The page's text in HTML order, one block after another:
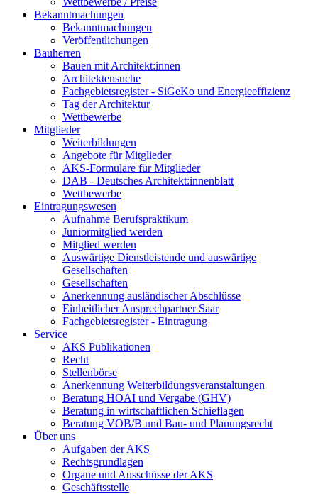
Bekanntmachungen
Bekanntmachungen
Veröffentlichungen
Bauherren
Bauen mit Architekt:innen
Architektensuche
Fachgebietsregister - SiGeKo und Energieeffizienz
Tag der Architektur
Wettbewerbe
Mitglieder
Weiterbildungen
Angebote für Mitglieder
AKS-Formulare für Mitglieder
DAB - Deutsches Architekt:innenblatt
Wettbewerbe
Eintragungswesen
Aufnahme Berufspraktikum
Juniormitglied werden
Mitglied werden
Auswärtige Dienstleistende und auswärtige
Gesellschaften
Gesellschaften
Anerkennung ausländischer Abschlüsse
Einheitlicher Ansprechpartner Saar
Fachgebietsregister - Eintragung
Service
AKS Publikationen
Recht
Stellenbörse
Anerkennung Weiterbildungsveranstaltungen
Beratung HOAI und Vergabe (GHV)
Beratung in wirtschaftlichen Schieflagen
Beratung VOB/B und Bau- und Planungsrecht
Über uns
Aufgaben der AKS
Rechtsgrundlagen
Organe und Ausschüsse der AKS
Geschäftsstelle